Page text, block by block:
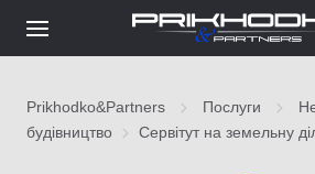
Prikhodko&Partners Послуги
будівництво
Сервітут на земельну